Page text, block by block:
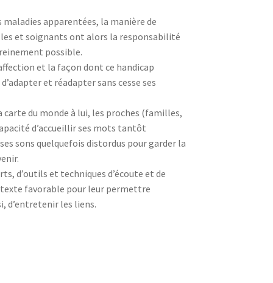
apparentées, la manière de
et soignants ont alors la responsabilité
possible.
et la façon dont ce handicap
et réadapter sans cesse ses
carte du monde à lui, les proches (familles,
d’accueillir ses mots tantôt
sons quelquefois distordus pour garder la
d’outils et techniques d’écoute et de
favorable pour leur permettre
d’entretenir les liens.